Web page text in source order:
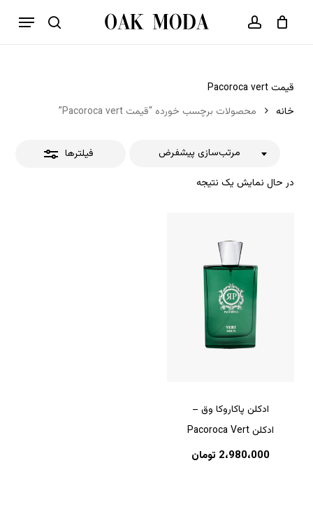
جستجو حساب کاربری
فهرست
سبد خرید بستن
قیمت Pacoroca vert
خانه
محصولات برچسب خورده “قیمت Pacoroca vert”
فیلترها
در حال نمایش یک نتیجه
مرتب‌سازی پیشفرض
بستن
ادکلن پاکاروکا وق –
ادکلن Pacoroca Vert
2،980،000 تومان